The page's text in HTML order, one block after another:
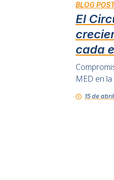
BLOG
El
cada
MED en
15 de